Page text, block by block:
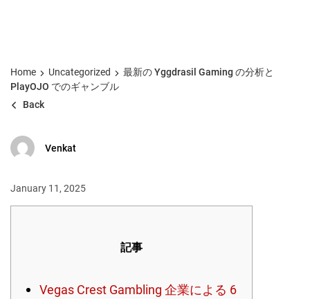
Home Uncategorized
最新の Yggdrasil Gaming の分析と
PlayOJO でのギャンブル
Back
Venkat
January 11, 2025
記事
Vegas Crest Gambling 企業による 6